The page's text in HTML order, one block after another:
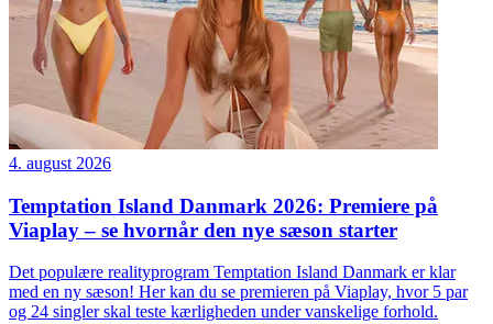
4. august 2026
Temptation Island Danmark 2026: Premiere på
Viaplay – se hvornår den nye sæson starter
Det populære realityprogram Temptation Island Danmark er klar
med en ny sæson! Her kan du se premieren på Viaplay, hvor 5 par
og 24 singler skal teste kærligheden under vanskelige forhold.